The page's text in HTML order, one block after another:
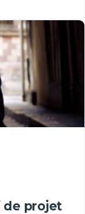
de projet